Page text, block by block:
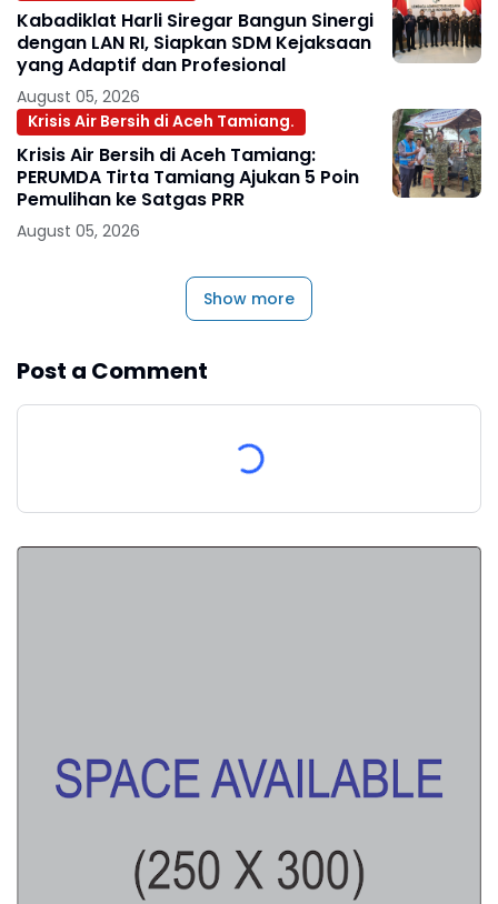
Kabadiklat Harli Siregar Bangun Sinergi
dengan LAN RI, Siapkan SDM Kejaksaan
yang Adaptif dan Profesional
August 05, 2026
Krisis Air Bersih di Aceh Tamiang.
Krisis Air Bersih di Aceh Tamiang:
PERUMDA Tirta Tamiang Ajukan 5 Poin
Pemulihan ke Satgas PRR
August 05, 2026
Show more
Post a Comment